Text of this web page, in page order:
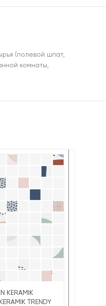
(полевой шпат,
комнаты,
KERAMIK
TRENDY